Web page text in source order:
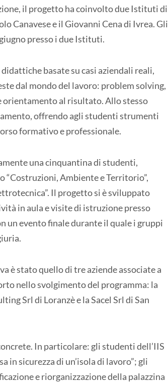
il progetto ha coinvolto due Istituti di
Canavese e il Giovanni Cena di Ivrea. Gli
presso i due Istituti.
basate su casi aziendali reali,
dal mondo del lavoro: problem solving,
orientamento al risultato. Allo stesso
offrendo agli studenti strumenti
formativo e professionale.
una cinquantina di studenti,
“Costruzioni, Ambiente e Territorio”,
Il progetto si è sviluppato
in aula e visite di istruzione presso
un evento finale durante il quale i gruppi
è stato quello di tre aziende associate a
nello svolgimento del programma: la
Srl di Loranzè e la Sacel Srl di San
In particolare: gli studenti dell’IIS
in sicurezza di un’isola di lavoro”; gli
e riorganizzazione della palazzina